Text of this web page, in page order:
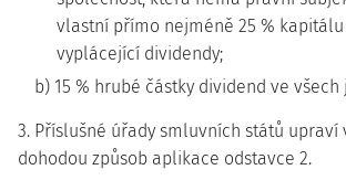
vlastní přímo nejméně 25 %
vyplácející dividendy;
b) 15 % hrubé částky dividend ve
3. Příslušné úřady smluvních států upraví
dohodou způsob aplikace odstavce 2.